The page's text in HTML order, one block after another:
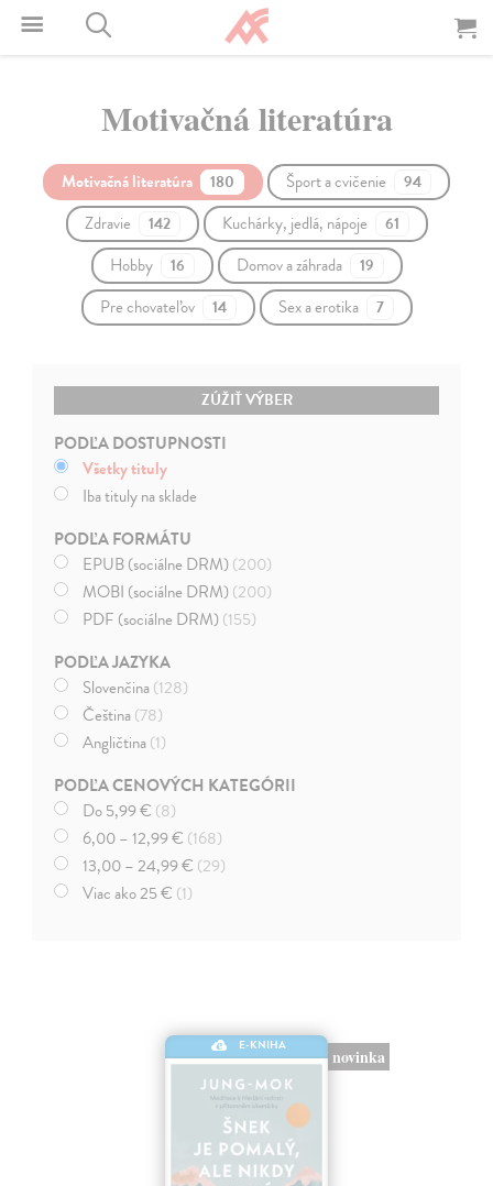
Motivačná literatúra
Motivačná literatúra 180 Šport a cvičenie 94
Zdravie 142 Kuchárky, jedlá, nápoje 61
Hobby 16 Domov a záhrada 19
Pre chovateľov 14 Sex a erotika 7
ZÚŽIŤ VÝBER
PODĽA DOSTUPNOSTI
Všetky tituly
Iba tituly na sklade
PODĽA FORMÁTU
EPUB (sociálne DRM)(200)
MOBI (sociálne DRM)(200)
PDF (sociálne DRM)(155)
PODĽA JAZYKA
Slovenčina(128)
Čeština(78)
Angličtina(1)
PODĽA CENOVÝCH KATEGÓRII
Do 5,99 € (8)
6,00 – 12,99 € (168)
13,00 – 24,99 € (29)
Viac ako 25 € (1)
E-KNIHA
novinka